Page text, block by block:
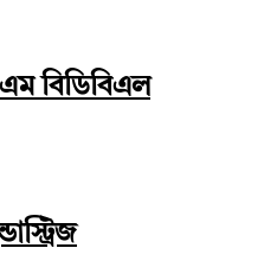
এম বিডিবিএল